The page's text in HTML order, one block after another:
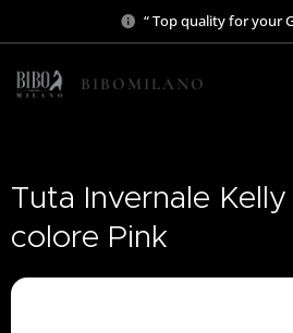
“ Top quality for your
BIBOMILANO
Tuta Invernale Kelly
colore Pink